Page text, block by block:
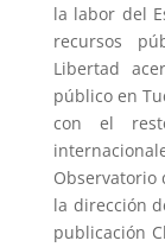
la labor del
recursos
Libertad
público en
con el
Observatorio
la dirección
publicación